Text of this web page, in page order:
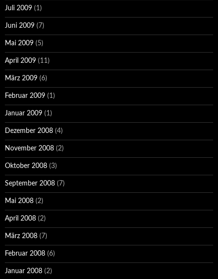
Juli 2009 (1)
Juni 2009 (7)
Mai 2009 (5)
April 2009 (11)
März 2009 (6)
Februar 2009 (1)
Januar 2009 (1)
Dezember 2008 (4)
November 2008 (2)
Oktober 2008 (3)
September 2008 (7)
Mai 2008 (2)
April 2008 (2)
März 2008 (7)
Februar 2008 (6)
Januar 2008 (2)